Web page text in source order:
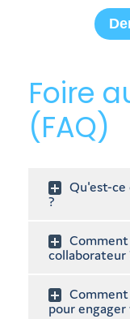
Foire
(FAQ)
Qu'est-ce
?
collaborateur
pour